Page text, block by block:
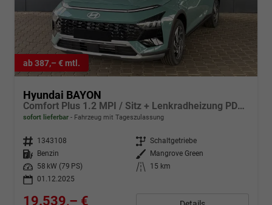
ab 387,– € mtl.
Hyundai BAYON
Comfort Plus 1.2 MPI / Sitz + Lenkradheizung PDC V&H Kamera LED Tempomat Keyless Alu 16"
sofort lieferbar Fahrzeug mit Tageszulassung
Fahrzeugnr. 1343108 Getriebe Schaltgetriebe
Kraftstoff
Benzin Außenfarbe
Mangrove Green
Leistung
58 kW (79 PS) Kilometerstand
15 km
01.12.2025
19.539,– €